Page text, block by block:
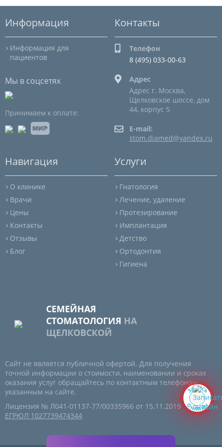
СЕМЕЙНАЯ
СТОМАТОЛОГИЯ НА
ЩЕЛКОВСКОЙ
Сайт не является публичной офертой. Для получения
точной информации о стоимости, наименовании и сроках
оказания услуг обращайтесь по контактным телефонам,
указанным на сайте.
Лицензия № Л041-01137-77/00335966 от 15.11.2019
ЕГРЮЛ 1027739474344
Навигация
О клинике
Врачи
Цены
Контакты
Отзывы
Блог
Услуги
Гнатология
Лечение, удаление
Протезирование
Имплантация
Детство
Ортодонтия
Гигиена
Информация
Информация для
пациентов
Мы в соцсетях
Принимаем к оплате:
Контакты
Телефон
8 (495) 033-00-63
Адрес
Адрес г. Москва,
Щелковское шоссе, дом
44, корпус 5
E-mail:
stom.diamed@yandex.ru
ЗАПИСЬ
ОНЛАЙН